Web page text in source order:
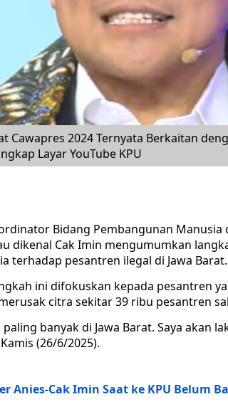
Cawapres 2024 Ternyata Berkaitan
Layar YouTube KPU
Bidang Pembangunan Manusia
dikenal Cak Imin mengumumkan
terhadap pesantren ilegal di Jawa Barat.
ini difokuskan kepada pesantren
citra sekitar 39 ribu pesantren
banyak di Jawa Barat. Saya akan
(26/6/2025).
Anies-Cak Imin Saat ke KPU Belum